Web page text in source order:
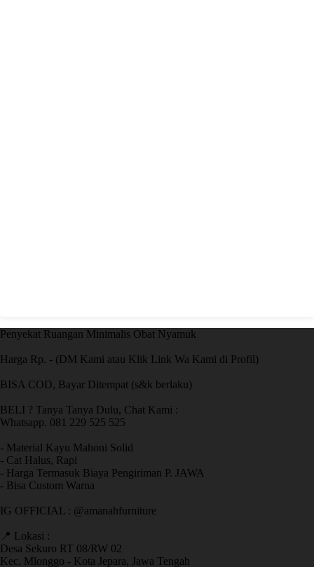
Penyekat Ruangan Minimalis Obat Nyamuk
Harga Rp. - (DM Kami atau Klik Link Wa Kami di Profil)
BISA COD, Bayar Ditempat (s&k berlaku)
BELI ? Tanya Tanya Dulu, Chat Kami :
Whatsapp. 081 229 525 525
- Material Kayu Mahoni Solid
- Cat Halus, Rapi
- Harga Termasuk Biaya Pengiriman P. JAWA
- Bisa Custom Warna
IG OFFICIAL : @amanahfurniture
📍 Lokasi :
Desa Sekuro RT 08/RW 02
Kec. Mlonggo - Kota Jepara, Jawa Tengah